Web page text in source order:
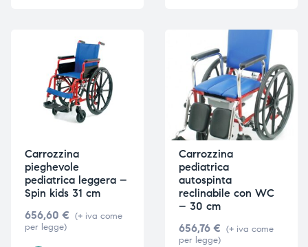
Carrozzina
pieghevole
pediatrica leggera –
Spin kids 31 cm
656,60 € (+ iva come
per legge)
Carrozzina
pediatrica
autospinta
reclinabile con WC
– 30 cm
656,76 € (+ iva come
per legge)